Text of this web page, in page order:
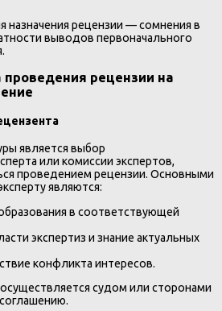
назначения рецензии — сомнения в
выводов первоначального
рецензии на
является выбор
или комиссии экспертов,
проведением рецензии. Основными
являются:
в соответствующей
экспертиз и знание актуальных
конфликта интересов.
судом или сторонами